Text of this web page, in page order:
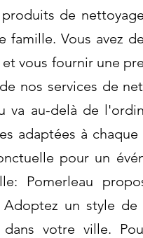
de
famille. Vous avez
vous fournir une
nos services de
va au-delà de
adaptées à
pour un
Pomerleau
un style
votre ville.